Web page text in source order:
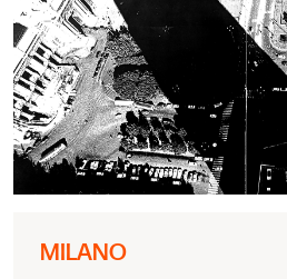
MILANO